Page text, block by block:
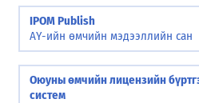
IPOM Publish
АҮ-ийн өмчийн мэдээллийн сан
Оюуны өмчийн лицензийн
систем